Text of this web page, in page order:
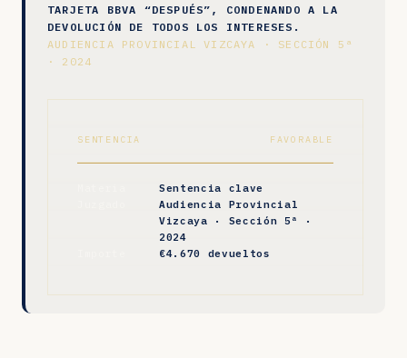
TARJETA BBVA “DESPUÉS”, CONDENANDO A LA
DEVOLUCIÓN DE TODOS LOS INTERESES.
AUDIENCIA PROVINCIAL VIZCAYA · SECCIÓN 5ª
· 2024
SENTENCIA FAVORABLE
Sentencia clave
Audiencia Provincial
Vizcaya · Sección 5ª ·
2024
€4.670 devueltos